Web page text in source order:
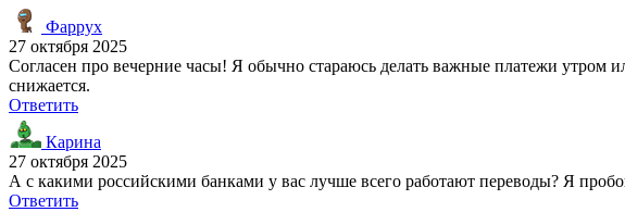
Фаррух
27 октября 2025
Согласен про вечерние часы! Я обычно стараюсь делать важные платежи утром
снижается.
Ответить
Карина
27 октября 2025
А с какими российскими банками у вас лучше всего работают переводы? Я
Ответить